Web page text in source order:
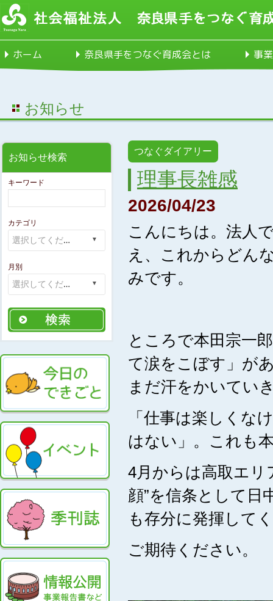
ホーム 奈良県手をつなぐ育成会とは 事
お知らせ
お知らせ検索
キーワード
カテゴリ
月別
つなぐダイアリー
理事長雑感
2026/04/23
こんにちは。法人
え、これからどん
みです。
ところで本田宗一
て涙をこぼす」が
まだ汗をかいてい
「仕事は楽しくな
はない」。これも
4月からは高取エリ
顔”を信条として日
も存分に発揮して
ご期待ください。